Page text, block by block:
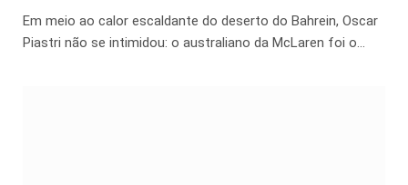
Em meio ao calor escaldante do deserto do Bahrein, Oscar
Piastri não se intimidou: o australiano da McLaren foi o…